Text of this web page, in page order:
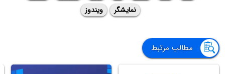
نمایشگر
ویندوز
مطالب مرتبط